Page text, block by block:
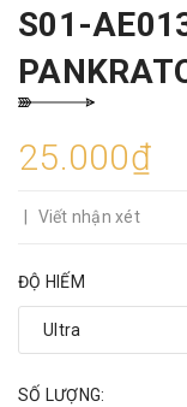
S01-
25.000₫
Viết nhận xét
ĐỘ HIẾM
SỐ LƯỢNG: